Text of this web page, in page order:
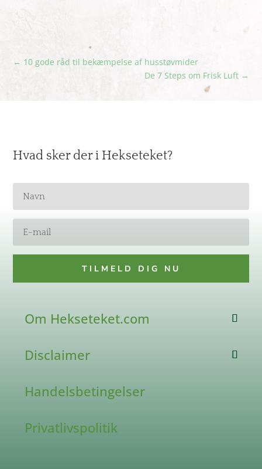
← 10 gode råd til bekæmpelse af husstøvmider
De 7 Steps om Frisk Luft→
Hvad sker der i Hekseteket?
TILMELD DIG NU
Om Hekseteket.com
Disclaimer
Handelsbetingelser
Privatlivspolitik